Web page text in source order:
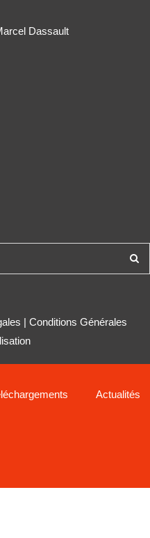
Dassault
| Conditions Générales
Actualités